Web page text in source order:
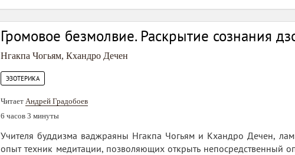
Громовое безмолвие. Раскрытие сознания
Нгакпа Чогьям, Кхандро Дечен
ЭЗОТЕРИКА
Читает Андрей Градобоев
6 часов 3 минуты
Учителя буддизма ваджраяны Нгакпа Чогьям и Кхандро Дечен,
опыт техник медитации, позволяющих открыть непосредственный